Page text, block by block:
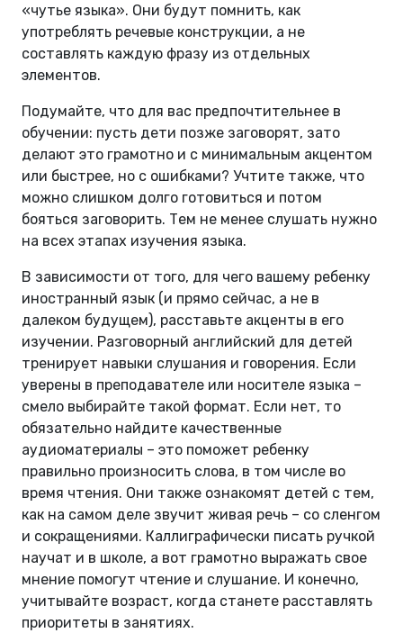
«чутье языка». Они будут помнить, как
употреблять речевые конструкции, а не
составлять каждую фразу из отдельных
элементов.
Подумайте, что для вас предпочтительнее в
обучении: пусть дети позже заговорят, зато
делают это грамотно и с минимальным акцентом
или быстрее, но с ошибками? Учтите также, что
можно слишком долго готовиться и потом
бояться заговорить. Тем не менее слушать нужно
на всех этапах изучения языка.
В зависимости от того, для чего вашему ребенку
иностранный язык (и прямо сейчас, а не в
далеком будущем), расставьте акценты в его
изучении. Разговорный английский для детей
тренирует навыки слушания и говорения. Если
уверены в преподавателе или носителе языка –
смело выбирайте такой формат. Если нет, то
обязательно найдите качественные
аудиоматериалы – это поможет ребенку
правильно произносить слова, в том числе во
время чтения. Они также ознакомят детей с тем,
как на самом деле звучит живая речь – со сленгом
и сокращениями. Каллиграфически писать ручкой
научат и в школе, а вот грамотно выражать свое
мнение помогут чтение и слушание. И конечно,
учитывайте возраст, когда станете расставлять
приоритеты в занятиях.